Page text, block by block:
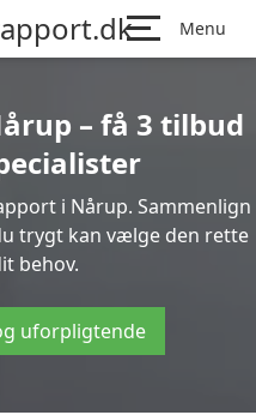
Menu
– få 3 tilbud
i Nårup. Sammenlign
trygt kan vælge den rette
behov.
uforpligtende